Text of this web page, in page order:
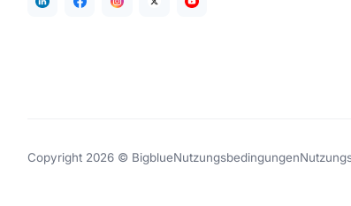
Copyright 2026 © BigblueNutzungsbedingungen